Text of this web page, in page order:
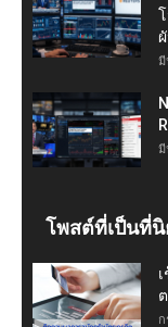
มี
มี
โพสต์ที่เป็นที่